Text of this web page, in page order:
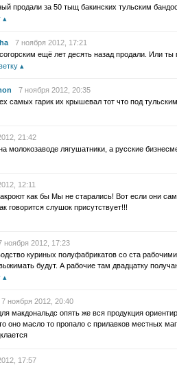
продали за 50 тыщ бакинских тульским
7 ноября 2012, 17:21
ещё лет десять назад продали. Или ты
7 ноября 2012, 20:35
самых гарик их крышевал тот что под
21:42
молокозаводе лягушатники, а русские
12:11
как бы Мы не старались! Вот если они
говорится слушок присутствует!!!
ноября 2012, 17:23
куриных полуфабрикатов со ста
будут. А рабочие там двадцатку
7 ноября 2012, 20:40
макдональдс опять же вся продукция
оно масло то пропало с прилавков местных
17:57